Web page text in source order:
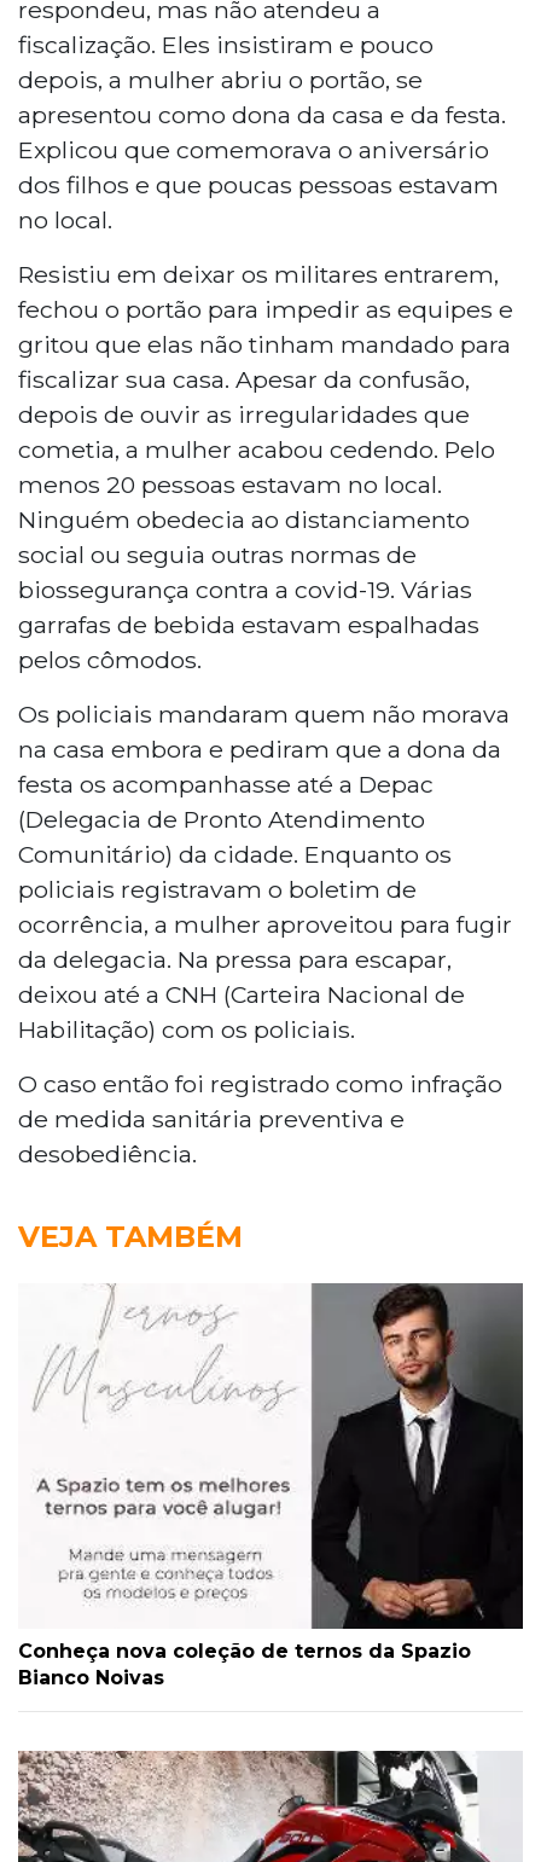
respondeu, mas não atendeu a
fiscalização. Eles insistiram e pouco
depois, a mulher abriu o portão, se
apresentou como dona da casa e da festa.
Explicou que comemorava o aniversário
dos filhos e que poucas pessoas estavam
no local.
Resistiu em deixar os militares entrarem,
fechou o portão para impedir as equipes e
gritou que elas não tinham mandado para
fiscalizar sua casa. Apesar da confusão,
depois de ouvir as irregularidades que
cometia, a mulher acabou cedendo. Pelo
menos 20 pessoas estavam no local.
Ninguém obedecia ao distanciamento
social ou seguia outras normas de
biossegurança contra a covid-19. Várias
garrafas de bebida estavam espalhadas
pelos cômodos.
Os policiais mandaram quem não morava
na casa embora e pediram que a dona da
festa os acompanhasse até a Depac
(Delegacia de Pronto Atendimento
Comunitário) da cidade. Enquanto os
policiais registravam o boletim de
ocorrência, a mulher aproveitou para fugir
da delegacia. Na pressa para escapar,
deixou até a CNH (Carteira Nacional de
Habilitação) com os policiais.
O caso então foi registrado como infração
de medida sanitária preventiva e
desobediência.
VEJA TAMBÉM
Conheça nova coleção de ternos da Spazio
Bianco Noivas